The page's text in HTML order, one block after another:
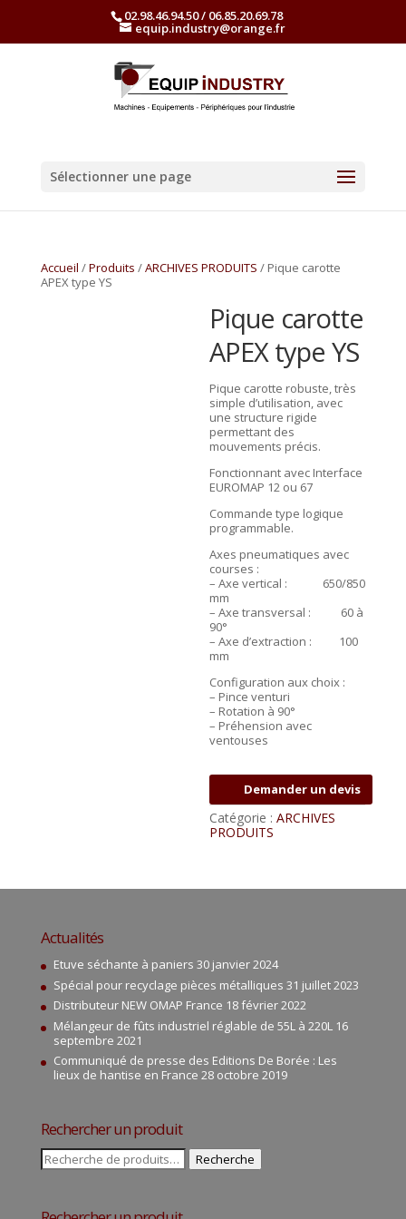
02.98.46.94.50 / 06.85.20.69.78
equip.industry@orange.fr
Sélectionner une page
Accueil /Produits /ARCHIVES PRODUITS / Pique carotte
APEX type YS
Pique carotte
APEX type YS
Pique carotte robuste, très
simple d’utilisation, avec
une structure rigide
permettant des
mouvements précis.
Fonctionnant avec Interface
EUROMAP 12 ou 67
Commande type logique
programmable.
Axes pneumatiques avec
courses :
– Axe vertical : 650/850
mm
– Axe transversal : 60 à
90°
– Axe d’extraction : 100
mm
Configuration aux choix :
– Pince venturi
– Rotation à 90°
– Préhension avec
ventouses
Demander un devis
Catégorie :ARCHIVES
PRODUITS
Actualités
Etuve séchante à paniers 30 janvier 2024
Spécial pour recyclage pièces métalliques 31 juillet 2023
Distributeur NEW OMAP France 18 février 2022
Mélangeur de fûts industriel réglable de 55L à 220L 16
septembre 2021
Communiqué de presse des Editions De Borée : Les
lieux de hantise en France 28 octobre 2019
Rechercher un produit
Recherche
pour :
Recherche